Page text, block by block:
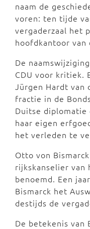
naam de
voren: ten tijde
vergaderzaal het
hoofdkantoor van
De
CDU voor kritiek.
Jürgen Hardt van
fractie in de
Duitse diplomatie
haar eigen
het verleden te
Otto von
rijkskanselier van
benoemd. Een
Bismarck het
destijds de
De betekenis van